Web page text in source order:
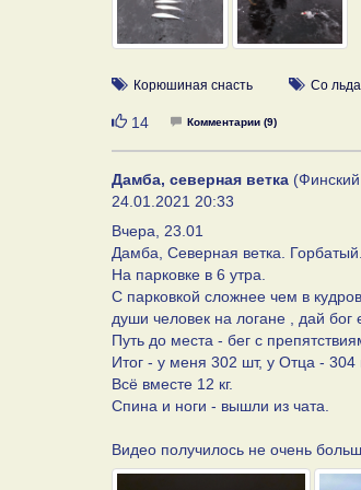
Корюшиная снасть Со льда
Нравится
14 Комментарии (9)
Дамба, северная ветка
24.01.2021 20:33
Вчера, 23.01
Дамба, Северная ветка. Горбатый.
На парковке в 6 утра.
С парковкой сложнее чем в
души человек на логане , дай
Путь до места - бег с
Итог - у меня 302 шт, у Отца - 304
Всё вместе 12 кг.
Спина и ноги - вышли из чата.
Видео получилось не очень